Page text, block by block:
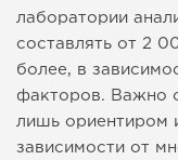
лаборатории
составлять от 2
более, в
факторов. Важно
лишь ориентиром
зависимости от